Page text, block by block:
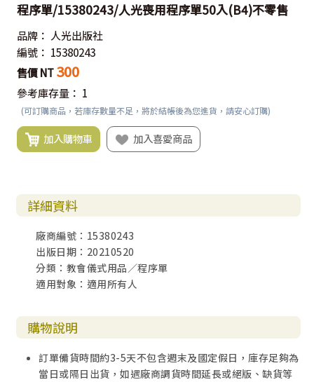
程序單/15380243/人光喪用程序單50入(B4)不零售
品牌： 人光出版社
編號： 15380243
售價 NT 300
參考庫存量： 1
(可訂購商品，若庫存數量不足，將於結帳後為您進貨，請安心訂購)
加入購物車 加入喜愛商品
詳細資料
廠商編號：15380243
出版日期：20210520
分類：教會儀式用品／程序單
適用對象：適用所有人
購物說明
訂單備貨時間約3-5天不包含週末及國定假日，庫存足夠為
當日或隔日出貨，如遇廠商調貨時間延長或絕版、缺貨等